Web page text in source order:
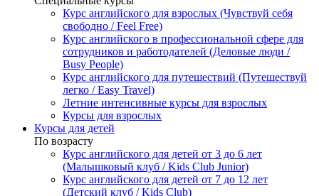
Курс английского для взрослых (Чувствуй себя
свободно / Feel Free)
Курс английского в профессиональной сфере для
сотрудников и работодателей (Деловые люди /
Busy People)
Курс английского для путешествий (Путешествуй
легко / Easy Travel)
Летние интенсивные курсы для взрослых
Курсы для взрослых
Курсы для детей
По возрасту
Курс английского для детей от 3 до 6 лет
(Малышковый клуб / Kids Club Junior)
Курс английского для детей от 7 до 12 лет
(Детский клуб / Kids Club)